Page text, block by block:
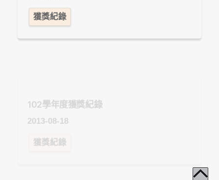
獲獎紀錄